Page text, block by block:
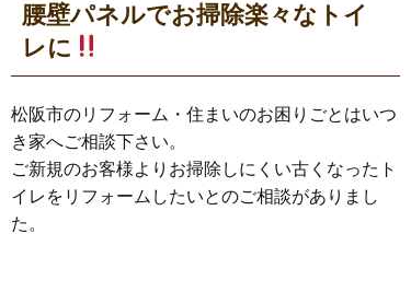
腰壁パネルでお掃除楽々なトイ
レに
松阪市のリフォーム・住まいのお困りごとはいつ
き家へご相談下さい。
ご新規のお客様よりお掃除しにくい古くなったト
イレをリフォームしたいとのご相談がありまし
た。